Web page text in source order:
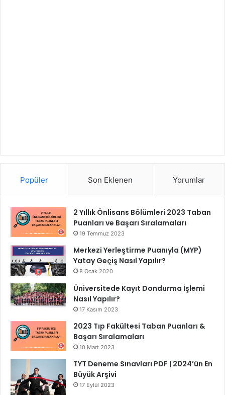
Popüler Son Eklenen Yorumlar
2 Yıllık Önlisans Bölümleri 2023 Taban
Puanları ve Başarı Sıralamaları
19 Temmuz 2023
Merkezi Yerleştirme Puanıyla (MYP)
Yatay Geçiş Nasıl Yapılır?
8 Ocak 2020
Üniversitede Kayıt Dondurma İşlemi
Nasıl Yapılır?
17 Kasım 2023
2023 Tıp Fakültesi Taban Puanları &
Başarı Sıralamaları
10 Mart 2023
TYT Deneme Sınavları PDF | 2024’ün En
Büyük Arşivi
17 Eylül 2023